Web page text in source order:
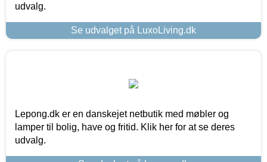
udvalg.
Se udvalget på LuxoLiving.dk
Lepong.dk er en danskejet netbutik med møbler og
lamper til bolig, have og fritid. Klik her for at se deres
udvalg.